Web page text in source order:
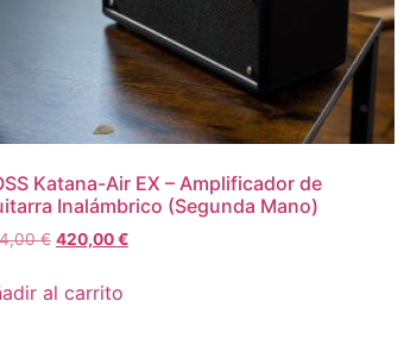
Katana-Air EX – Amplificador de
Inalámbrico (Segunda Mano)
€ 420,00€
al carrito